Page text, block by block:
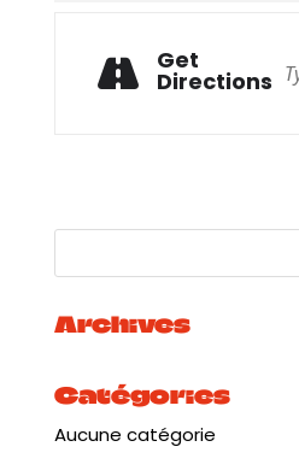
Get
Directions
Archives
Catégories
Aucune catégorie